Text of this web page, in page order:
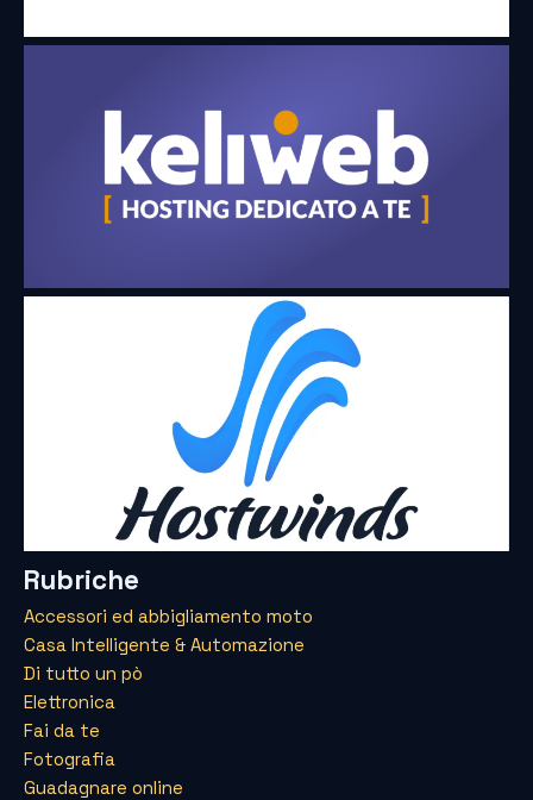
Rubriche
Accessori ed abbigliamento moto
Casa Intelligente & Automazione
Di tutto un pò
Elettronica
Fai da te
Fotografia
Guadagnare online